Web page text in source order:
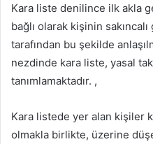
Kara liste denilince ilk akla
bağlı olarak kişinin
tarafından bu şekilde
nezdinde kara liste, yasal
tanımlamaktadır. ,
Kara listede yer alan kişiler
olmakla birlikte, üzerine